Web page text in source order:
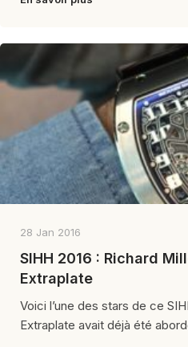
28 Jan 2016
SIHH 2016 : Richard
Extraplate
Voici l’une des stars de ce
Extraplate avait déjà été